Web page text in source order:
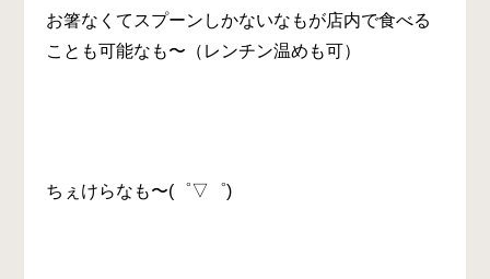
お箸なくてスプーンしかないなもが店内で食べる
ことも可能なも〜（レンチン温めも可）
ちぇけらなも〜(゜▽゜)